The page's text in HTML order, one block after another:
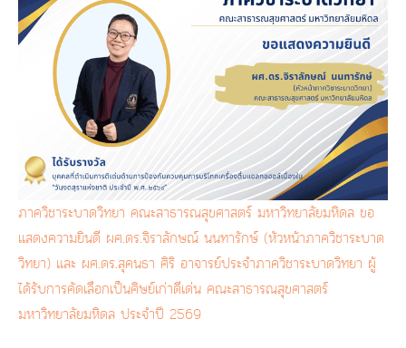
ภาควิชาระบาดวิทยา คณะสาธารณสุขศาสตร์ มหาวิทยาลัยมหิดล ขอ
แสดงความยินดี ผศ.ดร.จิราลักษณ์ นนทารักษ์ (หัวหน้าภาควิชาระบาด
วิทยา) และ ผศ.ดร.สุคนธา ศิริ อาจารย์ประจำภาควิชาระบาดวิทยา ผู้
ได้รับการคัดเลือกเป็นศิษย์เก่าดีเด่น คณะสาธารณสุขศาสตร์
มหาวิทยาลัยมหิดล ประจำปี 2569